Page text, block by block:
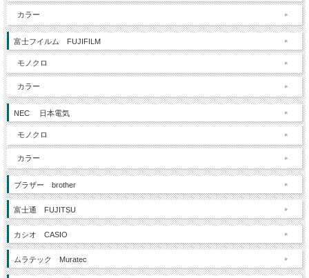
カラー
富士フイルム FUJIFILM
モノクロ
カラー
NEC 日本電気
モノクロ
カラー
ブラザー brother
富士通 FUJITSU
カシオ CASIO
ムラテック Muratec